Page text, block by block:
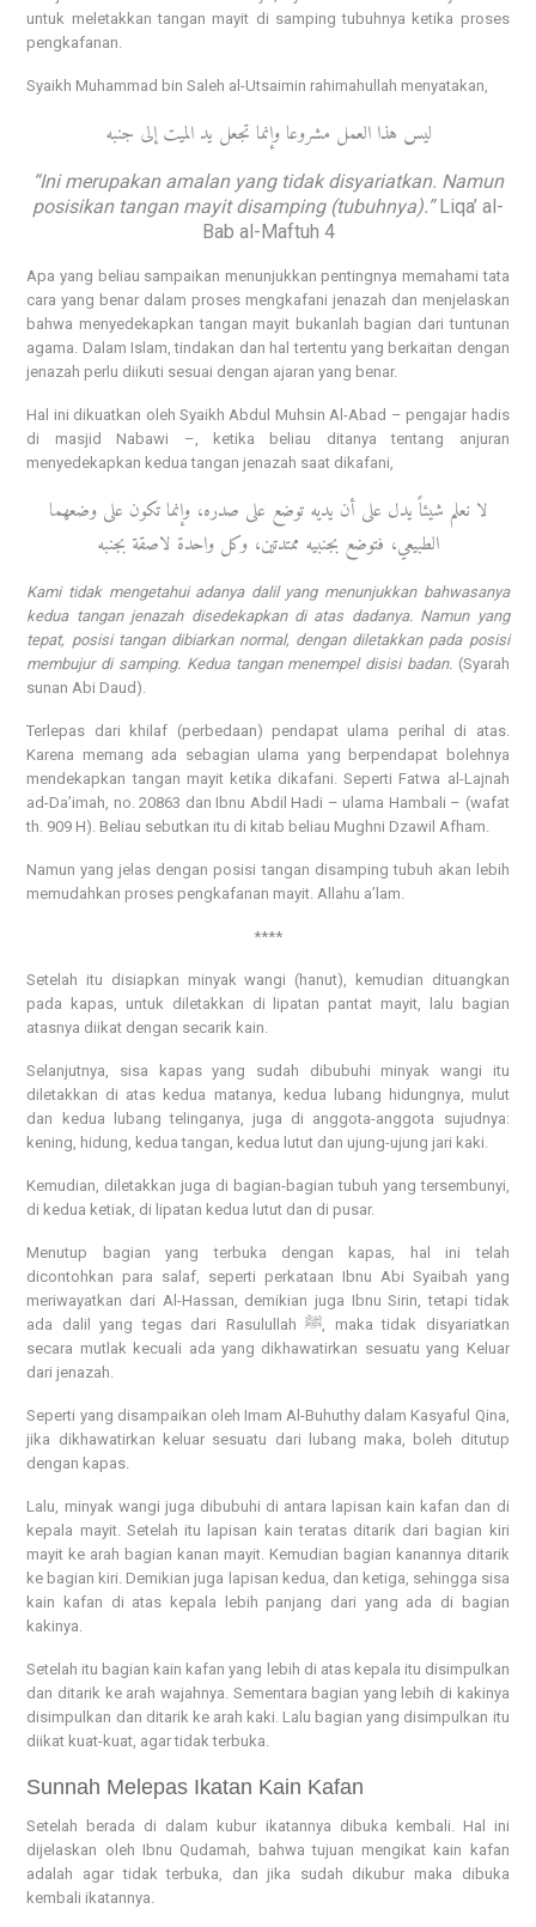
untuk meletakkan tangan mayit di samping tubuhnya ketika proses
pengkafanan.
Syaikh Muhammad bin Saleh al-Utsaimin rahimahullah menyatakan,
ليس هذا العمل مشروعا وإنما تجعل يد الميت إلى جنبه
“Ini merupakan amalan yang tidak disyariatkan. Namun
posisikan tangan mayit disamping (tubuhnya).”Liqa’ al-
Bab al-Maftuh 4
Apa yang beliau sampaikan menunjukkan pentingnya memahami tata
cara yang benar dalam proses mengkafani jenazah dan menjelaskan
bahwa menyedekapkan tangan mayit bukanlah bagian dari tuntunan
agama. Dalam Islam, tindakan dan hal tertentu yang berkaitan dengan
jenazah perlu diikuti sesuai dengan ajaran yang benar.
Hal ini dikuatkan oleh Syaikh Abdul Muhsin Al-Abad – pengajar hadis
di masjid Nabawi –, ketika beliau ditanya tentang anjuran
menyedekapkan kedua tangan jenazah saat dikafani,
لا نعلم شيئاً يدل على أن يديه توضع على صدره، وإنما تكون على وضعهما
الطبيعي، فتوضع بجنبيه ممتدتين، وكل واحدة لاصقة بجنبه
Kami tidak mengetahui adanya dalil yang menunjukkan bahwasanya
kedua tangan jenazah disedekapkan di atas dadanya. Namun yang
tepat, posisi tangan dibiarkan normal, dengan diletakkan pada posisi
membujur di samping. Kedua tangan menempel disisi badan. (Syarah
sunan Abi Daud).
Terlepas dari khilaf (perbedaan) pendapat ulama perihal di atas.
Karena memang ada sebagian ulama yang berpendapat bolehnya
mendekapkan tangan mayit ketika dikafani. Seperti Fatwa al-Lajnah
ad-Da’imah, no. 20863 dan Ibnu Abdil Hadi – ulama Hambali – (wafat
th. 909 H). Beliau sebutkan itu di kitab beliau Mughni Dzawil Afham.
Namun yang jelas dengan posisi tangan disamping tubuh akan lebih
memudahkan proses pengkafanan mayit. Allahu a’lam.
****
Setelah itu disiapkan minyak wangi (hanut), kemudian dituangkan
pada kapas, untuk diletakkan di lipatan pantat mayit, lalu bagian
atasnya diikat dengan secarik kain.
Selanjutnya, sisa kapas yang sudah dibubuhi minyak wangi itu
diletakkan di atas kedua matanya, kedua lubang hidungnya, mulut
dan kedua lubang telinganya, juga di anggota-anggota sujudnya:
kening, hidung, kedua tangan, kedua lutut dan ujung-ujung jari kaki.
Kemudian, diletakkan juga di bagian-bagian tubuh yang tersembunyi,
di kedua ketiak, di lipatan kedua lutut dan di pusar.
Menutup bagian yang terbuka dengan kapas, hal ini telah
dicontohkan para salaf, seperti perkataan Ibnu Abi Syaibah yang
meriwayatkan dari Al-Hassan, demikian juga Ibnu Sirin, tetapi tidak
ada dalil yang tegas dari Rasulullah ﷺ, maka tidak disyariatkan
secara mutlak kecuali ada yang dikhawatirkan sesuatu yang Keluar
dari jenazah.
Seperti yang disampaikan oleh Imam Al-Buhuthy dalam Kasyaful Qina,
jika dikhawatirkan keluar sesuatu dari lubang maka, boleh ditutup
dengan kapas.
Lalu, minyak wangi juga dibubuhi di antara lapisan kain kafan dan di
kepala mayit. Setelah itu lapisan kain teratas ditarik dari bagian kiri
mayit ke arah bagian kanan mayit. Kemudian bagian kanannya ditarik
ke bagian kiri. Demikian juga lapisan kedua, dan ketiga, sehingga sisa
kain kafan di atas kepala lebih panjang dari yang ada di bagian
kakinya.
Setelah itu bagian kain kafan yang lebih di atas kepala itu disimpulkan
dan ditarik ke arah wajahnya. Sementara bagian yang lebih di kakinya
disimpulkan dan ditarik ke arah kaki. Lalu bagian yang disimpulkan itu
diikat kuat-kuat, agar tidak terbuka.
Sunnah Melepas Ikatan Kain Kafan
Setelah berada di dalam kubur ikatannya dibuka kembali. Hal ini
dijelaskan oleh Ibnu Qudamah, bahwa tujuan mengikat kain kafan
adalah agar tidak terbuka, dan jika sudah dikubur maka dibuka
kembali ikatannya.